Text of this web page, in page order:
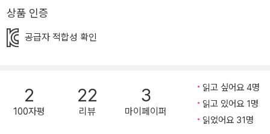
위안부 피해자’의 이야기를 성실히 담아낸 권윤덕 작가는 이후로도
십여 년간 수없는 고증과 취재, 모니터링을 거치며 제주 4.3 사건을
에만 해도 어린이를 대상으로 하는 그림책에서 ‘위안부 피해자’를 다
룬 것에 대하여 뜨거운 논란이 있었으나, 작가는 수없이 모니터링에
응해 준 한국과 일본의 어린이들을 믿고, 실제로 일어난 비극을 가리
상품 인증
공급자 적합성 확인
2
100자평
22
리뷰
3
마이페이퍼
읽고 싶어요 4명
읽고 있어요 1명
읽었어요 31명